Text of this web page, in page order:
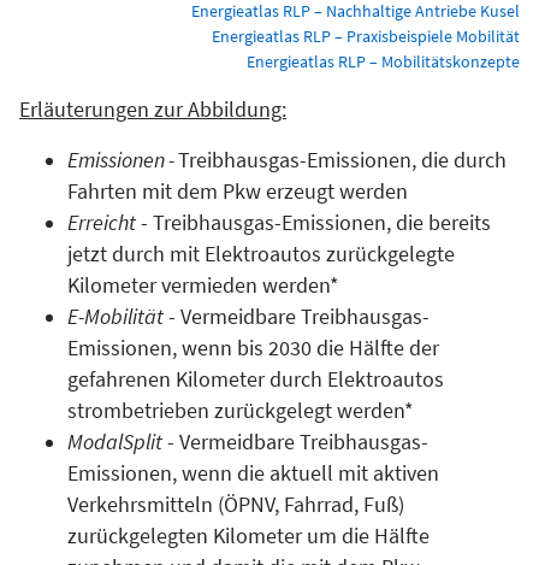
Energieatlas RLP – Nachhaltige Antriebe Kusel
Energieatlas RLP – Praxisbeispiele Mobilität
Energieatlas RLP – Mobilitätskonzepte
Erläuterungen zur Abbildung:
Emissionen -Treibhausgas-Emissionen, die durch
Fahrten mit dem Pkw erzeugt werden
Erreicht- Treibhausgas-Emissionen, die bereits
jetzt durch mit Elektroautos zurückgelegte
Kilometer vermieden werden*
E-Mobilität- Vermeidbare Treibhausgas-
Emissionen, wenn bis 2030 die Hälfte der
gefahrenen Kilometer durch Elektroautos
strombetrieben zurückgelegt werden*
ModalSplit- Vermeidbare Treibhausgas-
Emissionen, wenn die aktuell mit aktiven
Verkehrsmitteln (ÖPNV, Fahrrad, Fuß)
zurückgelegten Kilometer um die Hälfte